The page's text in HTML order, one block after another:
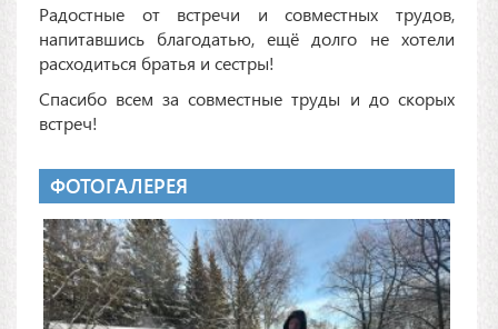
Радостные от встречи и совместных трудов,
напитавшись благодатью, ещё долго не хотели
расходиться братья и сестры!
Спасибо всем за совместные труды и до скорых
встреч!
ФОТОГАЛЕРЕЯ